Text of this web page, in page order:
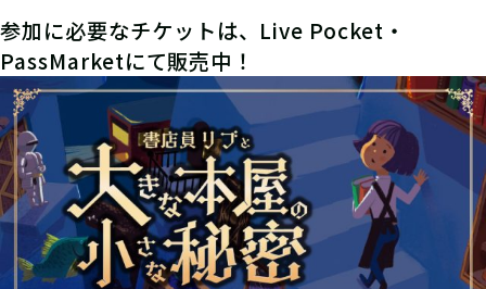
参加に必要なチケットは、Live Pocket・
PassMarketにて販売中！